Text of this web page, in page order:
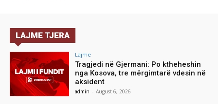
LAJME TJERA
Lajme
Tragjedi në Gjermani: Po ktheheshin
nga Kosova, tre mërgimtarë vdesin në
aksident
admin - August 6, 2026